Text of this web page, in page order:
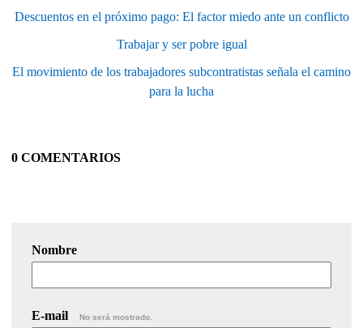
Descuentos en el próximo pago: El factor miedo ante un conflicto
Trabajar y ser pobre igual
El movimiento de los trabajadores subcontratistas señala el camino
para la lucha
0 COMENTARIOS
Nombre
E-mail No será mostrado.